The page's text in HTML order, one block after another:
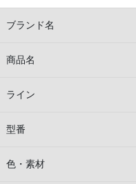
ブランド名
商品名
ライン
型番
色・素材